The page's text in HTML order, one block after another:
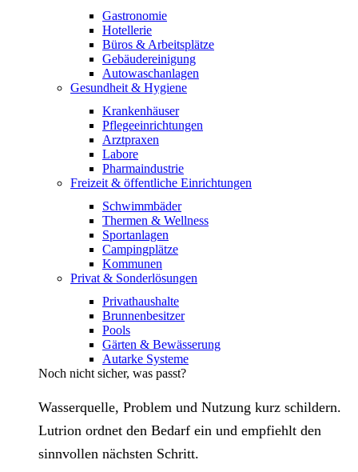
Gastronomie
Hotellerie
Büros & Arbeitsplätze
Gebäudereinigung
Autowaschanlagen
Gesundheit & Hygiene
Krankenhäuser
Pflegeeinrichtungen
Arztpraxen
Labore
Pharmaindustrie
Freizeit & öffentliche Einrichtungen
Schwimmbäder
Thermen & Wellness
Sportanlagen
Campingplätze
Kommunen
Privat & Sonderlösungen
Privathaushalte
Brunnenbesitzer
Pools
Gärten & Bewässerung
Autarke Systeme
Noch nicht sicher, was passt?
Wasserquelle, Problem und Nutzung kurz schildern.
Lutrion ordnet den Bedarf ein und empfiehlt den
sinnvollen nächsten Schritt.